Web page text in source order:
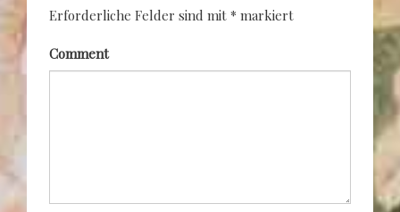
Erforderliche Felder sind mit * markiert
Comment